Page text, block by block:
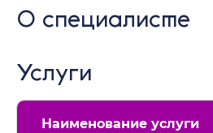
О специалисте
Услуги
Наименование услуги